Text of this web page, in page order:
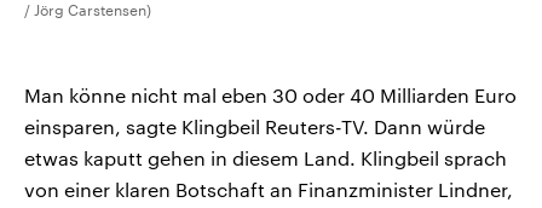
/ Jörg Carstensen)
Man könne nicht mal eben 30 oder 40 Milliarden Euro
einsparen, sagte Klingbeil Reuters-TV. Dann würde
etwas kaputt gehen in diesem Land. Klingbeil sprach
von einer klaren Botschaft an Finanzminister Lindner,